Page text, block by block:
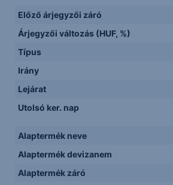
Előző árjegyzői záró
Árjegyzői változás (HUF, %)
Típus
Irány
Lejárat
Utolsó ker. nap
Alaptermék neve
Alaptermék devizanem
Alaptermék záró